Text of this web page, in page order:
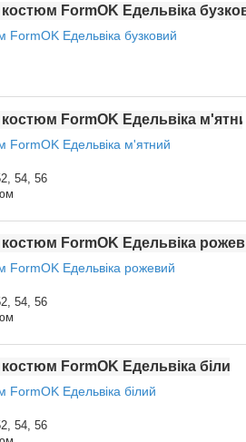
Едельвіка бузковий
Едельвіка м'ятний
54, 56
Едельвіка рожевий
54, 56
Едельвіка білий
54, 56